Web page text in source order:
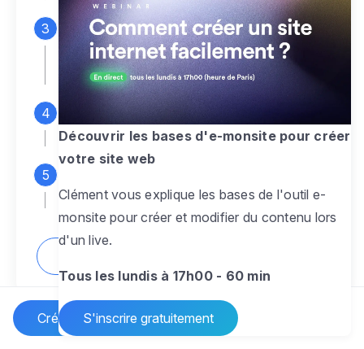
Créer un site Internet
Personnalisez entièrement le
designpour créer un site web sur-mesure,
à votre image
Ajoutez des pagessans limite pour
présenter votre activité, votre passion
pour rendre votre site dynamique
Découvrir les bases d'e-monsite pour créer
votre site web
Clément vous explique les bases de l'outil e-
monsite pour créer et modifier du contenu lors
d'un live.
Tous les lundis à 17h00 - 60 min
S'inscrire gratuitement